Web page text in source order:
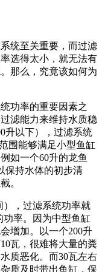
统至关重要，而过滤
选得太小，就无法有
那么，究竟该如何为
功率的重要因素之
滤能力来维持水质稳
升以下），过滤系统
围能够满足小型鱼缸
如一个60升的龙鱼
保持水体的初步清
。
），过滤系统功率就
功率。因为中型鱼缸
增加。以一个200升
瓦，很难将大量的粪
质恶化。而30瓦左右
质及时带出鱼缸，保